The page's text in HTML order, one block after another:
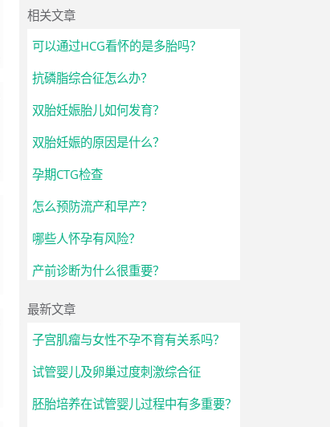
相关文章
可以通过HCG看怀的是多胎吗？
抗磷脂综合征怎么办？
双胎妊娠胎儿如何发育？
双胎妊娠的原因是什么？
孕期CTG检查
怎么预防流产和早产？
哪些人怀孕有风险？
产前诊断为什么很重要？
最新文章
子宫肌瘤与女性不孕不育有关系吗？
试管婴儿及卵巢过度刺激综合征
胚胎培养在试管婴儿过程中有多重要？